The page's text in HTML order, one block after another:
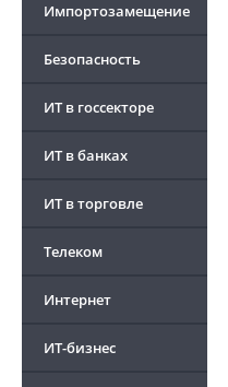
Импортозамещение
Безопасность
ИТ в госсекторе
ИТ в банках
ИТ в торговле
Телеком
Интернет
ИТ-бизнес